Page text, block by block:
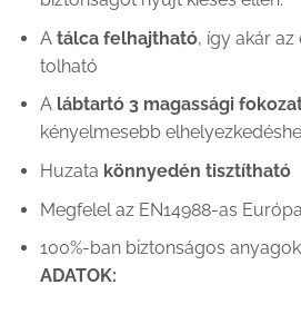
A tálca felhajtható, így akár az
tolható
A lábtartó 3 magassági
kényelmesebb
Huzata könnyedén tisztítható
Megfelel az EN14988-as
100%-ban biztonságos
ADATOK: